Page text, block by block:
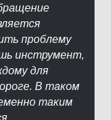
проблему
инструмент,
для
В таком
таким